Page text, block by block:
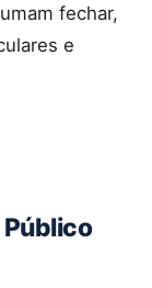
fechar,
e
Público